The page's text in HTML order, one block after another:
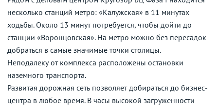
несколько станций метро: «Калужская» в 11 минутах
ходьбы. Около 13 минут потребуется, чтобы дойти до
станции «Воронцовская». На метро можно без пересадок
добраться в самые значимые точки столицы.
Неподалеку от комплекса расположены остановки
наземного транспорта.
Развитая дорожная сеть позволяет добираться до бизнес-
центра в любое время. В часы высокой загруженности